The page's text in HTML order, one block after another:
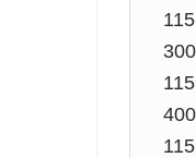
115
115
115